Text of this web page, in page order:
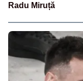
Radu Miruță